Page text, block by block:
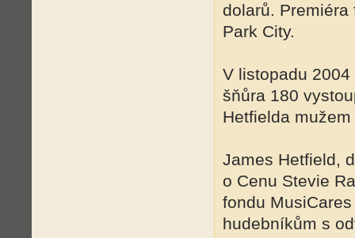
dolarů.
Park City.
V listopadu
šňůra 180
Hetfielda
James Hetfield,
o Cenu Stevie
fondu
hudebníkům s